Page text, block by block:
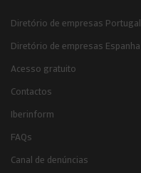
Diretório de empresas Portugal
Diretório de empresas Espanha
Acesso gratuito
Contactos
Iberinform
FAQs
Canal de denúncias